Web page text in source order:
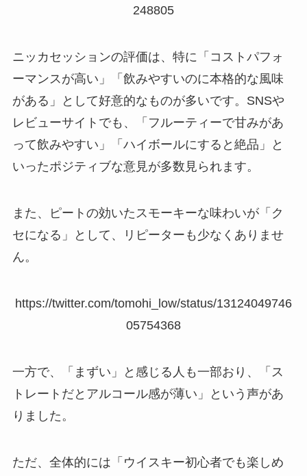
248805
ニッカセッションの評価は、特に「コストパフォ
ーマンスが高い」「飲みやすいのに本格的な風味
がある」として好意的なものが多いです。SNSや
レビューサイトでも、「フルーティーで甘みがあ
って飲みやすい」「ハイボールにすると絶品」と
いったポジティブな意見が多数見られます。
また、ピートの効いたスモーキーな味わいが「ク
セになる」として、リピーターも少なくありませ
ん。
https://twitter.com/tomohi_low/status/13124049746
05754368
一方で、「まずい」と感じる人も一部おり、「ス
トレートだとアルコール感が薄い」という声があ
りました。
ただ、全体的には「ウイスキー初心者でも楽しめ